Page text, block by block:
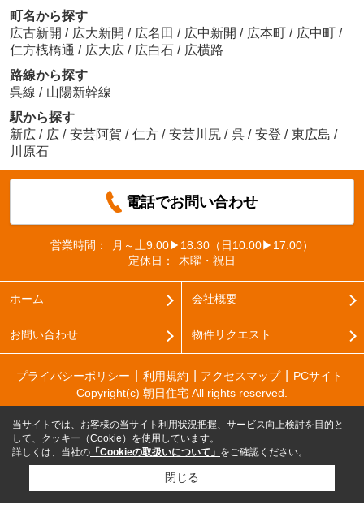
町名から探す
広古新開 / 広大新開 / 広名田 / 広中新開 / 広本町 / 広中町 /
仁方桟橋通 / 広大広 / 広白石 / 広横路
路線から探す
呉線 / 山陽新幹線
駅から探す
新広 / 広 / 安芸阿賀 / 仁方 / 安芸川尻 / 呉 / 安登 / 東広島 /
川原石
電話でお問い合わせ
営業時間：
月～土9:00▶18:30（日10:00▶17:00）
定休日：
木曜・祝日
ホーム 会社概要
お問い合わせ 物件リクエスト
プライバシーポリシー 利用規約 アクセスマップ
PCサイト
Copyright(c) 朝日住宅 All rights reserved.
当サイトでは、お客様の当サイト利用状況把握、サービス向上検討を目的と
して、クッキー（Cookie）を使用しています。
詳しくは、当社の 「Cookieの取扱いについて」 をご確認ください。
閉じる